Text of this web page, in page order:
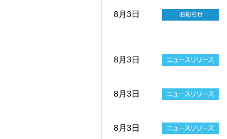
8月3日
8月3日
8月3日
8月3日